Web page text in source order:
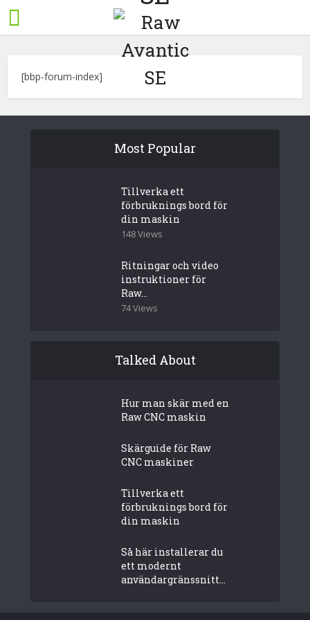
[bbp-forum-index]
Most Popular
Tillverka ett
förbruknings bord för
din maskin
148 Views
Ritningar och video
instruktioner för
Raw...
74 Views
Talked About
Hur man skär med en
Raw CNC maskin
Skärguide för Raw
CNC maskiner
Tillverka ett
förbruknings bord för
din maskin
Så här installerar du
ett modernt
användargränssnitt...